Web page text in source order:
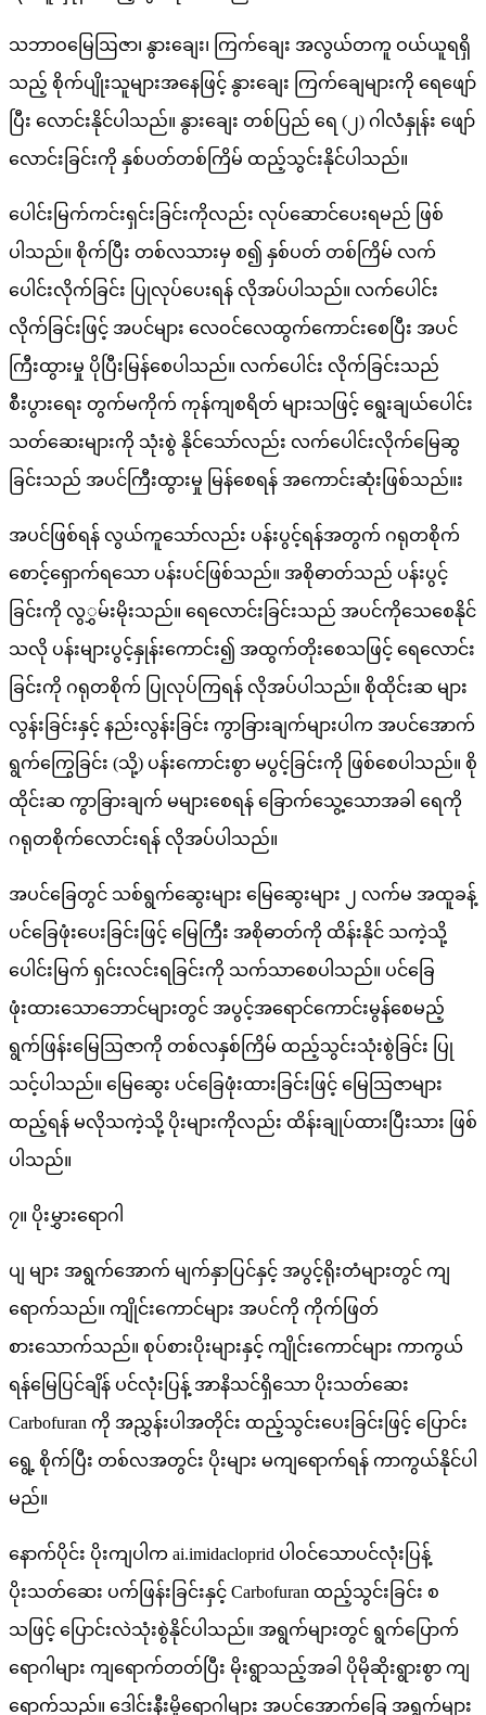
သဘာဝမြေဩဇာ၊ နွားချေး၊ ကြက်ချေး အလွယ်တကူ ဝယ်ယူရရှိ
သည့် စိုက်ပျိုးသူများအနေဖြင့် နွားချေး ကြက်ချေများကို ရေဖျော်
ပြီး လောင်းနိုင်ပါသည်။ နွားချေး တစ်ပြည် ရေ (၂) ဂါလံနှုန်း ဖျော်
လောင်းခြင်းကို နှစ်ပတ်တစ်ကြိမ် ထည့်သွင်းနိုင်ပါသည်။
ပေါင်းမြက်ကင်းရှင်းခြင်းကိုလည်း လုပ်ဆောင်ပေးရမည် ဖြစ်
ပါသည်။ စိုက်ပြီး တစ်လသားမှ စ၍ နှစ်ပတ် တစ်ကြိမ် လက်
ပေါင်းလိုက်ခြင်း ပြုလုပ်ပေးရန် လိုအပ်ပါသည်။ လက်ပေါင်း
လိုက်ခြင်းဖြင့် အပင်များ လေဝင်လေထွက်ကောင်းစေပြီး အပင်
ကြီးထွားမှု ပိုပြီးမြန်စေပါသည်။ လက်ပေါင်း လိုက်ခြင်းသည်
စီးပွားရေး တွက်မကိုက် ကုန်ကျစရိတ် များသဖြင့် ရွေးချယ်ပေါင်း
သတ်ဆေးများကို သုံးစွဲ နိုင်သော်လည်း လက်ပေါင်းလိုက်မြေဆွ
ခြင်းသည် အပင်ကြီးထွားမှု မြန်စေရန် အကောင်းဆုံးဖြစ်သည်။း
အပင်ဖြစ်ရန် လွယ်ကူသော်လည်း ပန်းပွင့်ရန်အတွက် ဂရုတစိုက်
စောင့်ရှောက်ရသော ပန်းပင်ဖြစ်သည်။ အစိုဓာတ်သည် ပန်းပွင့်
ခြင်းကို လွွှမ်းမိုးသည်။ ရေလောင်းခြင်းသည် အပင်ကိုသေစေနိုင်
သလို ပန်းများပွင့်နှုန်းကောင်း၍ အထွက်တိုးစေသဖြင့် ရေလောင်း
ခြင်းကို ဂရုတစိုက် ပြုလုပ်ကြရန် လိုအပ်ပါသည်။ စိုထိုင်းဆ များ
လွန်းခြင်းနှင့် နည်းလွန်းခြင်း ကွာခြားချက်များပါက အပင်အောက်
ရွက်ကြွေခြင်း (သို့) ပန်းကောင်းစွာ မပွင့်ခြင်းကို ဖြစ်စေပါသည်။ စို
ထိုင်းဆ ကွာခြားချက် မများစေရန် ခြောက်သွေ့သောအခါ ရေကို
ဂရုတစိုက်လောင်းရန် လိုအပ်ပါသည်။
အပင်ခြေတွင် သစ်ရွက်ဆွေးများ မြေဆွေးများ ၂ လက်မ အထူခန့်
ပင်ခြေဖုံးပေးခြင်းဖြင့် မြေကြီး အစိုဓာတ်ကို ထိန်းနိုင် သကဲ့သို့
ပေါင်းမြက် ရှင်းလင်းရခြင်းကို သက်သာစေပါသည်။ ပင်ခြေ
ဖုံးထားသောဘောင်များတွင် အပွင့်အရောင်ကောင်းမွန်စေမည့်
ရွက်ဖြန်းမြေဩဇာကို တစ်လနှစ်ကြိမ် ထည့်သွင်းသုံးစွဲခြင်း ပြု
သင့်ပါသည်။ မြေဆွေး ပင်ခြေဖုံးထားခြင်းဖြင့် မြေဩဇာများ
ထည့်ရန် မလိုသကဲ့သို့ ပိုးများကိုလည်း ထိန်းချုပ်ထားပြီးသား ဖြစ်
ပါသည်။
၇။ ပိုးမွှားရောဂါ
ပျ များ အရွက်အောက် မျက်နှာပြင်နှင့် အပွင့်ရိုးတံများတွင် ကျ
ရောက်သည်။ ကျိုင်းကောင်များ အပင်ကို ကိုက်ဖြတ်
စားသောက်သည်။ စုပ်စားပိုးများနှင့် ကျိုင်းကောင်များ ကာကွယ်
ရန်မြေပြင်ချိန် ပင်လုံးပြန့် အာနိသင်ရှိသော ပိုးသတ်ဆေး
Carbofuran ကို အညွှန်းပါအတိုင်း ထည့်သွင်းပေးခြင်းဖြင့် ပြောင်း
ရွေ့ စိုက်ပြီး တစ်လအတွင်း ပိုးများ မကျရောက်ရန် ကာကွယ်နိုင်ပါ
မည်။
နောက်ပိုင်း ပိုးကျပါက ai.imidacloprid ပါဝင်သောပင်လုံးပြန့်
ပိုးသတ်ဆေး ပက်ဖြန်းခြင်းနှင့် Carbofuran ထည့်သွင်းခြင်း စ
သဖြင့် ပြောင်းလဲသုံးစွဲနိုင်ပါသည်။ အရွက်များတွင် ရွက်ပြောက်
ရောဂါများ ကျရောက်တတ်ပြီး မိုးရွာသည့်အခါ ပိုမိုဆိုးရွားစွာ ကျ
ရောက်သည်။ ဒေါင်းနီးမှိုရောဂါများ အပင်အောက်ခြေ အရွက်များ